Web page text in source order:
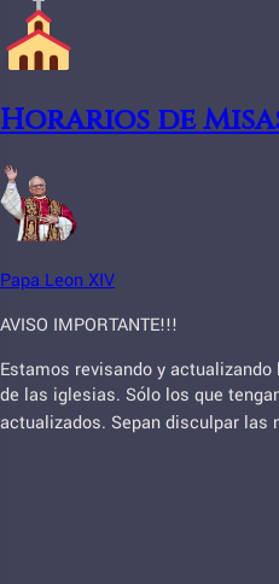
Horarios de
Papa Leon XIV
AVISO IMPORTANTE!!!
Estamos revisando y
de las iglesias. Sólo los que
actualizados. Sepan disculpar